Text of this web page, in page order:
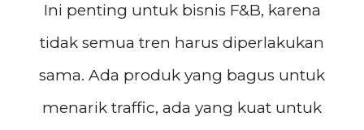
Ini penting untuk bisnis F&B, karena
tidak semua tren harus diperlakukan
sama. Ada produk yang bagus untuk
menarik traffic, ada yang kuat untuk